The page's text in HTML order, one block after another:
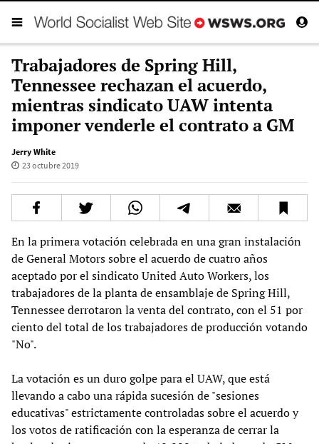
Trabajadores de Spring Hill,
Tennessee rechazan el acuerdo,
mientras sindicato UAW intenta
imponer venderle el contrato a GM
Jerry White
23 octubre 2019
En la primera votación celebrada en una gran instalación
de General Motors sobre el acuerdo de cuatro años
aceptado por el sindicato United Auto Workers, los
trabajadores de la planta de ensamblaje de Spring Hill,
Tennessee derrotaron la venta del contrato, con el 51 por
ciento del total de los trabajadores de producción votando
"No".
La votación es un duro golpe para el UAW, que está
llevando a cabo una rápida sucesión de "sesiones
educativas" estrictamente controladas sobre el acuerdo y
los votos de ratificación con la esperanza de cerrar la